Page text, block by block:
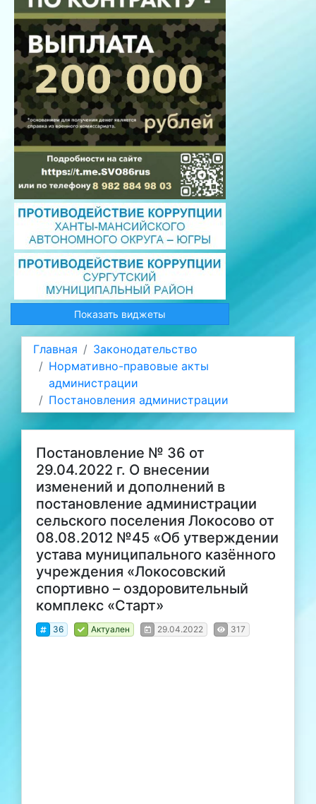
Показать виджеты
Главная
Законодательство
Нормативно-правовые акты
администрации
Постановления администрации
Постановление № 36 от
29.04.2022 г. О внесении
изменений и дополнений в
постановление администрации
сельского поселения Локосово от
08.08.2012 №45 «Об утверждении
устава муниципального казённого
учреждения «Локосовский
спортивно – оздоровительный
комплекс «Старт»
36 Актуален 29.04.2022 317